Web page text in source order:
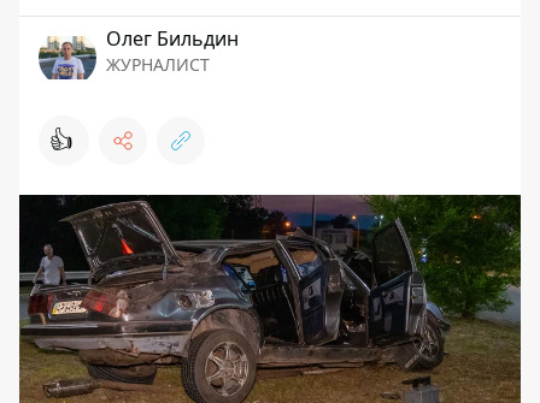
Олег Бильдин
ЖУРНАЛИСТ
👍